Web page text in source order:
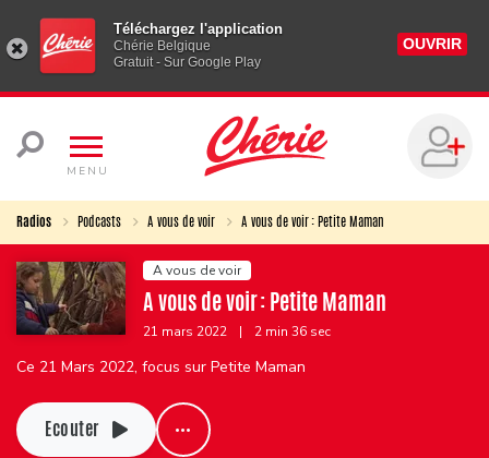
Téléchargez l'application
Chérie Belgique
Gratuit - Sur Google Play
OUVRIR
MENU
Radios Podcasts A vous de voir A vous de voir : Petite Maman
A vous de voir
A vous de voir : Petite Maman
21 mars 2022 | 2 min 36 sec
Ce 21 Mars 2022, focus sur Petite Maman
Ecouter